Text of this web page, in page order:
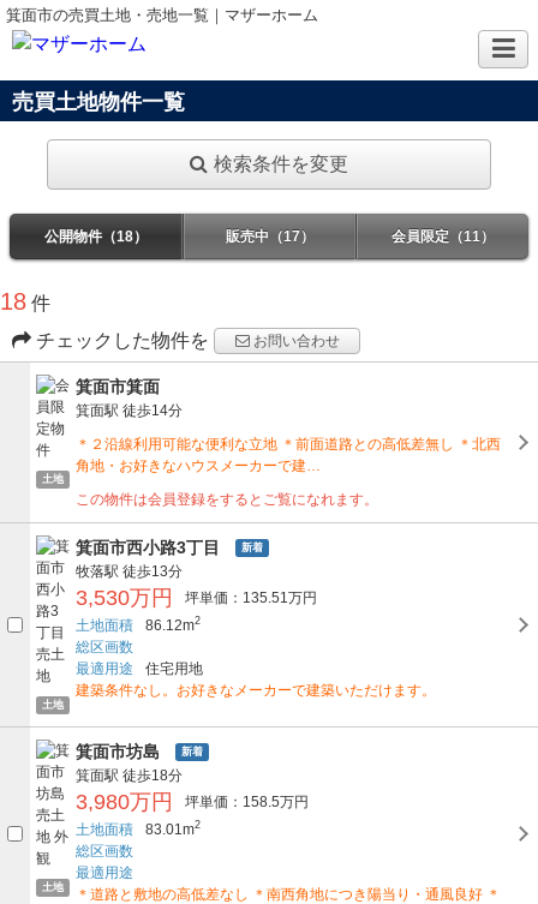
箕面市の売買土地・売地一覧｜マザーホーム
売買土地物件一覧
検索条件を変更
公開物件（18） 販売中（17） 会員限定（11）
18 件
チェックした物件を
お問い合わせ
土地
箕面市箕面
箕面駅 徒歩14分
＊２沿線利用可能な便利な立地 ＊前面道路との高低差無し ＊北西
角地・お好きなハウスメーカーで建…
この物件は会員登録をするとご覧になれます。
土地
箕面市西小路3丁目 新着
牧落駅 徒歩13分
3,530万円
坪単価：135.51万円
土地面積
86.12m2
総区画数
最適用途
住宅用地
建築条件なし。お好きなメーカーで建築いただけます。
土地
箕面市坊島 新着
箕面駅 徒歩18分
3,980万円
坪単価：158.5万円
土地面積
83.01m2
総区画数
最適用途
＊道路と敷地の高低差なし ＊南西角地につき陽当り・通風良好 ＊